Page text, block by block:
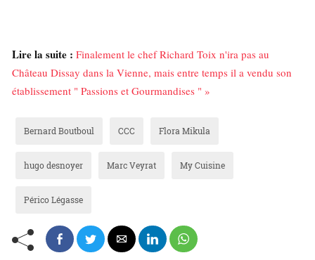
Lire la suite : Finalement le chef Richard Toix n'ira pas au
Château Dissay dans la Vienne, mais entre temps il a vendu son
établissement " Passions et Gourmandises " »
Bernard Boutboul CCC Flora Mikula
hugo desnoyer Marc Veyrat My Cuisine
Périco Légasse